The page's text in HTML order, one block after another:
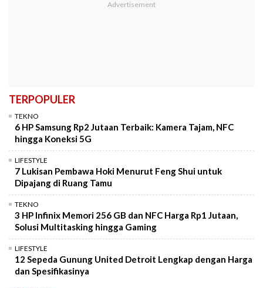
TERPOPULER
TEKNO
6 HP Samsung Rp2 Jutaan Terbaik: Kamera Tajam, NFC
hingga Koneksi 5G
LIFESTYLE
7 Lukisan Pembawa Hoki Menurut Feng Shui untuk
Dipajang di Ruang Tamu
TEKNO
3 HP Infinix Memori 256 GB dan NFC Harga Rp1 Jutaan,
Solusi Multitasking hingga Gaming
LIFESTYLE
12 Sepeda Gunung United Detroit Lengkap dengan Harga
dan Spesifikasinya